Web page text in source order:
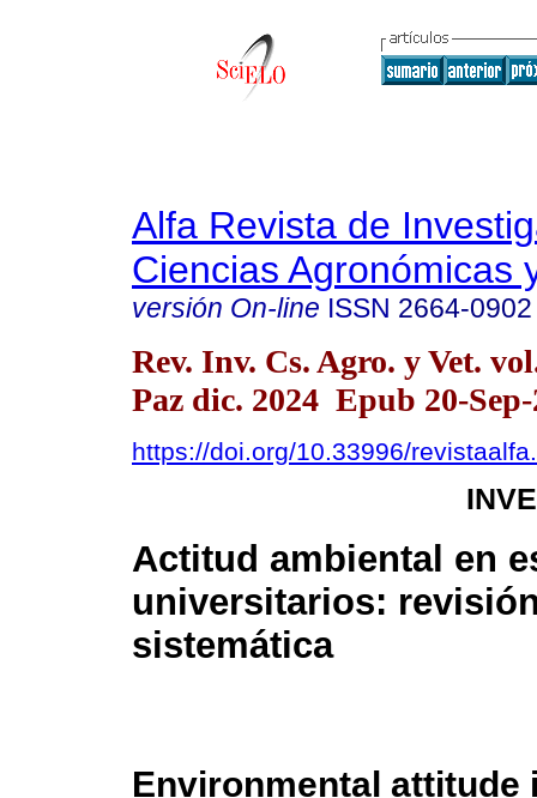
Alfa Revista de
Ciencias Agronómicas
versión On-line ISSN 2664-0902
Rev. Inv. Cs. Agro. y Vet.
Paz dic. 2024 Epub 20-Sep-
https://doi.org/10.33996/
Actitud ambiental en
universitarios:
sistemática
Environmental attitude